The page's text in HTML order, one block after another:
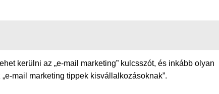
kerülni az „e-mail marketing” kulcsszót, és inkább olyan
mail marketing tippek kisvállalkozásoknak”.